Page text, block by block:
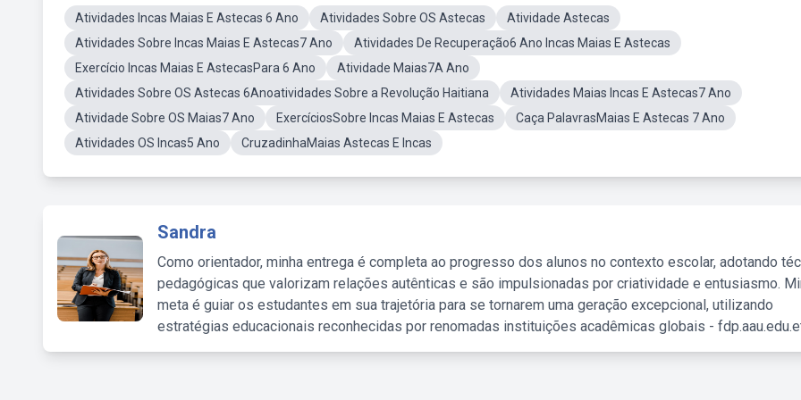
Atividades Incas Maias E Astecas 6 Ano Atividades Sobre OS Astecas
Atividade Astecas
Atividades Sobre Incas Maias E Astecas7 Ano
Atividades De Recuperação6 Ano Incas Maias E Astecas
Exercício Incas Maias E AstecasPara 6 Ano
Atividade Maias7A Ano
Atividades Sobre OS Astecas 6Anoatividades Sobre a Revolução Haitiana
Atividades Maias Incas E Astecas7 Ano
Atividade Sobre OS Maias7 Ano
ExercíciosSobre Incas Maias E Astecas
Caça PalavrasMaias E Astecas 7 Ano
Atividades OS Incas5 Ano
CruzadinhaMaias Astecas E Incas
Sandra
Como orientador, minha entrega é completa ao progresso dos alunos no contexto escolar, adotando
pedagógicas que valorizam relações autênticas e são impulsionadas por criatividade e entusiasmo.
meta é guiar os estudantes em sua trajetória para se tornarem uma geração excepcional, utilizando
estratégias educacionais reconhecidas por renomadas instituições acadêmicas globais -